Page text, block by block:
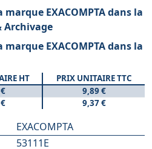
EXACOMPTA dans la
Archivage
EXACOMPTA dans la
HT
PRIX UNITAIRE TTC
9,89 €
9,37 €
EXACOMPTA
53111E